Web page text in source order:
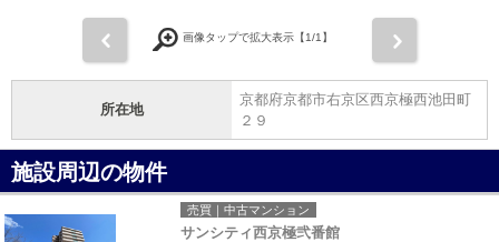
画像タップで拡大表示【1/1】
所在地
京都府京都市右京区西京極西池田町
２９
施設周辺の物件
売買｜中古マンション
サンシティ西京極弐番館